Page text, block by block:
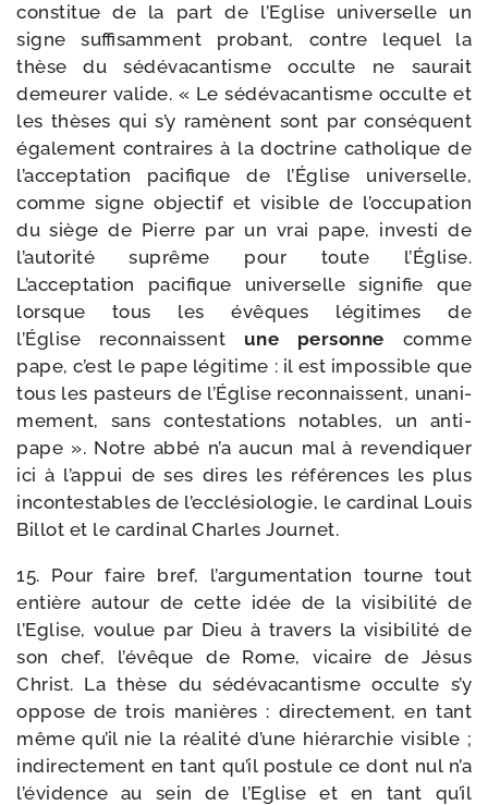
consti­tue de la part de l’Eglise uni­ver­selle un
signe suf­fi­sam­ment pro­bant, contre lequel la
thèse du sédé­va­can­tisme occulte ne sau­rait
demeu­rer valide. « Le sédé­va­can­tisme occulte et
les thèses qui s’y ramènent sont par consé­quent
éga­le­ment contraires à la doc­trine catho­lique de
l’acceptation paci­fique de l’Église uni­ver­selle,
comme signe objec­tif et visible de l’occupation
du siège de Pierre par un vrai pape, inves­ti de
l’autorité suprême pour toute l’Église.
L’acceptation paci­fique uni­ver­selle signi­fie que
lorsque tous les évêques légi­times de
l’Église recon­naissent une per­sonne comme
pape, c’est le pape légi­time : il est impos­sible que
tous les pas­teurs de l’Église recon­naissent, una­ni­
me­ment, sans contes­ta­tions notables, un anti­
pape ». Notre abbé n’a aucun mal à reven­di­quer
ici à l’appui de ses dires les réfé­rences les plus
incon­tes­tables de l’ecclésiologie, le car­di­nal Louis
Billot et le car­di­nal Charles Journet.
15. Pour faire bref, l’argumentation tourne tout
entière autour de cette idée de la visi­bi­li­té de
l’Eglise, vou­lue par Dieu à tra­vers la visi­bi­li­té de
son chef, l’évêque de Rome, vicaire de Jésus
Christ. La thèse du sédé­va­can­tisme occulte s’y
oppose de trois manières : direc­te­ment, en tant
même qu’il nie la réa­li­té d’une hié­rar­chie visible ;
indi­rec­te­ment en tant qu’il pos­tule ce dont nul n’a
l’évidence au sein de l’Eglise et en tant qu’il